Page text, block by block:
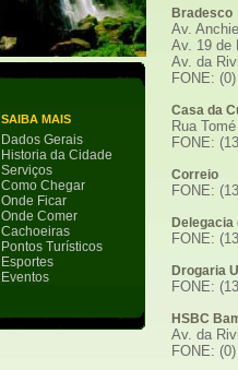
Bradesco
Av.
Av. 19 de
Av. da
FONE: (0)
Casa da
Rua
FONE:
Correio
FONE:
Delegacia
FONE:
Drogaria
FONE:
HSBC
Av. da
FONE: (0)
SAIBA MAIS
Dados Gerais
Historia da Cidade
Serviços
Como Chegar
Onde Ficar
Onde Comer
Cachoeiras
Pontos Turísticos
Esportes
Eventos